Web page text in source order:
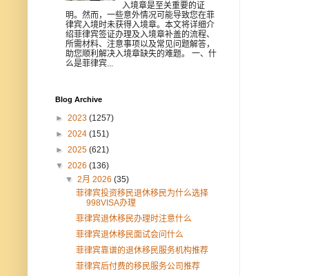
入境章是至关重要的证
明。然而，一些意外情况可能导致您在菲
律宾入境时未获得入境章。本文将详细介
绍菲律宾签证办理及入境章补盖的流程、
所需材料、注意事项以及常见问题解答，
助您顺利解决入境章缺失的难题。 一、什
么是菲律宾...
Blog Archive
► 2023 (1257)
► 2024 (151)
► 2025 (621)
▼ 2026 (136)
▼2月 2026(35)
菲律宾投资移民退休移民为什么选择
998VISA办理
菲律宾退休移民办理时注意什么
菲律宾退休移民面试会问什么
菲律宾靠谱的退休移民服务机构推荐
菲律宾后付费的移民服务公司推荐